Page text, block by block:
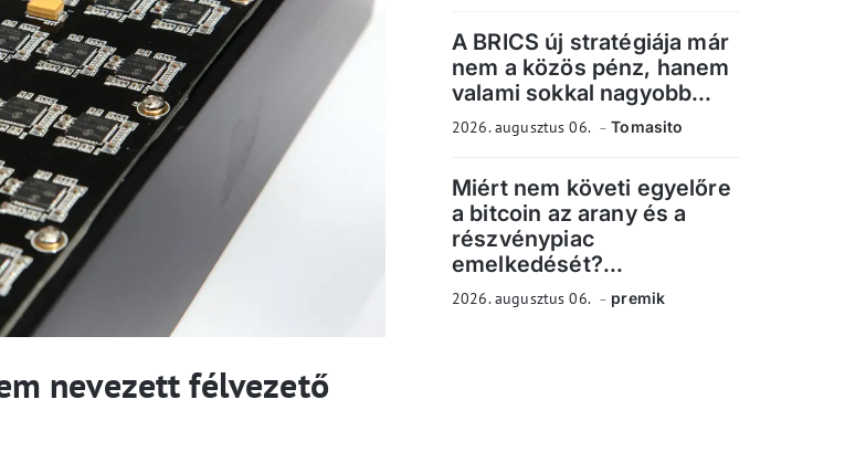
nevezett félvezető
A BRICS új stratégiája már
nem a közös pénz, hanem
valami sokkal nagyobb...
2026. augusztus 06. Tomasito
Miért nem követi egyelőre
a bitcoin az arany és a
részvénypiac
emelkedését?...
2026. augusztus 06. premik